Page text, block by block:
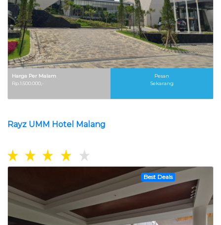
Harga Per Malam
Rp.1.500.000,-
Pesan
Sekarang
Rayz UMM Hotel Malang
Best Deals